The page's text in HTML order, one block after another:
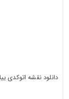
دانلود نقشه اتوکدی